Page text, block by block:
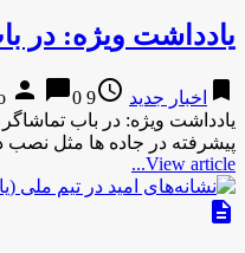
یادداشت ویژه: در
bookmark اخبار جدید access_time
9 years ago
person chat_bubble0
یادداشت ویژه: در باب تماشاگر
پیشرفته در جاده ها مثل
View article...
description